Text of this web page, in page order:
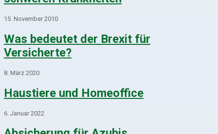
15. November 2010
Was bedeutet der Brexit für
Versicherte?
8. März 2020
Haustiere und Homeoffice
6. Januar 2022